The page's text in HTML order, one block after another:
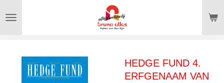
direct
hoofdinhoud
HEDGE FUND 4.
ERFGENAAM VAN